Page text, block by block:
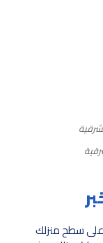
على سطح منزلك